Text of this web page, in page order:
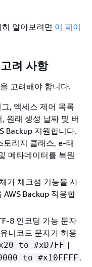
알아보려면 이 페이
려 사항
고려해야 합니다.
, 액세스 제어 목록
원래 생성 날짜 및 버
Backup 지원합니다.
토리지 클래스, e-태
메타데이터를 복원
가 체크섬 기능을 사
Backup 적용합
8 인코딩 가능 문자
니코드 문자가 허용
to #xD7FF |
to #x10FFFF .